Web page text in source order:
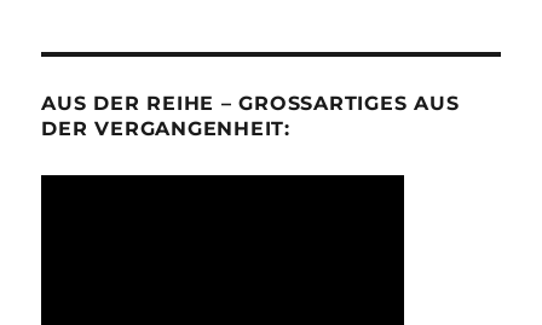
AUS DER REIHE – GROSSARTIGES AUS D
ER VERGANGENHEIT: